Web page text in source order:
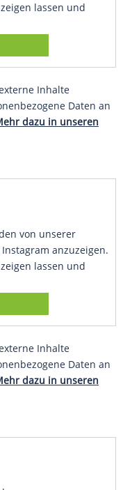
lassen und
Inhalte
Daten an
dazu in unseren
von unserer
anzuzeigen.
lassen und
Inhalte
Daten an
dazu in unseren